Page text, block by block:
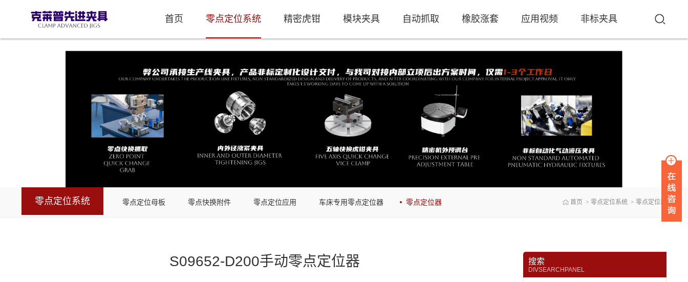
首页 零点定位系统 精密虎钳 模块夹具 自动抓取 橡胶涨套 应用视频 非标夹具
首页 > 零点定位系统 > 零点定位器
零点定位系统 零点定位母板 零点快换附件 零点定位应用 车床专用零点定位器 零点定位器
搜索
DIVSEARCHPANEL
S09652-D200手动零点定位器